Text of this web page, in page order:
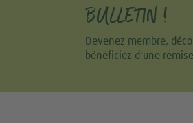
BULLETIN !
Devenez membre,
bénéficiez d'une